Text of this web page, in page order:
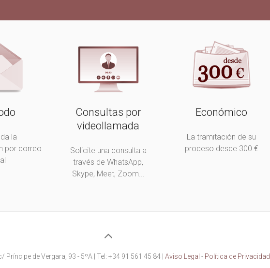
la
por correo
Consultas por
videollamada
Solicite una consulta a
través de WhatsApp,
Skype, Meet, Zoom...
Económico
La tramitación de su
proceso desde 300 €
de Vergara, 93 - 5ºA | Tel: +34 91 561 45 84 | Aviso Legal - Política de Privacidad